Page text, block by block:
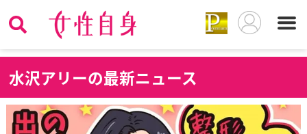
水沢アリーの最新ニュース